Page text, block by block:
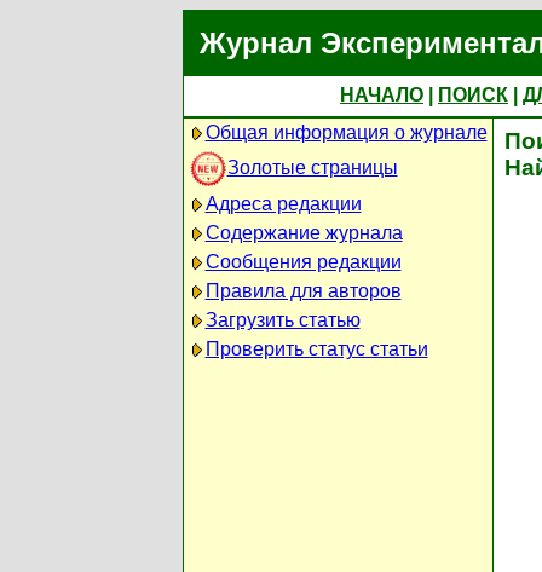
Журнал
НАЧАЛО ПОИСК
Общая информация о журнале
Золотые страницы
Адреса редакции
Содержание журнала
Сообщения редакции
Правила для авторов
Загрузить статью
Проверить статус статьи